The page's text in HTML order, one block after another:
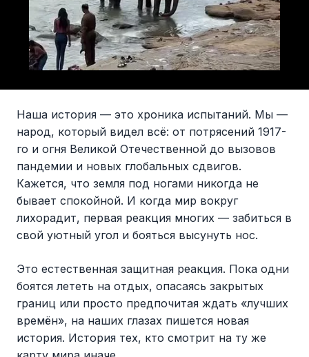
Наша история — это хроника испытаний. Мы —
народ, который видел всё: от потрясений 1917-
го и огня Великой Отечественной до вызовов
пандемии и новых глобальных сдвигов.
Кажется, что земля под ногами никогда не
бывает спокойной. И когда мир вокруг
лихорадит, первая реакция многих — забиться в
свой уютный угол и бояться высунуть нос.
Это естественная защитная реакция. Пока одни
боятся лететь на отдых, опасаясь закрытых
границ или просто предпочитая ждать «лучших
времён», на наших глазах пишется новая
история. История тех, кто смотрит на ту же